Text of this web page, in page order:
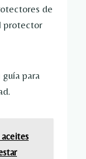
de
protector
para